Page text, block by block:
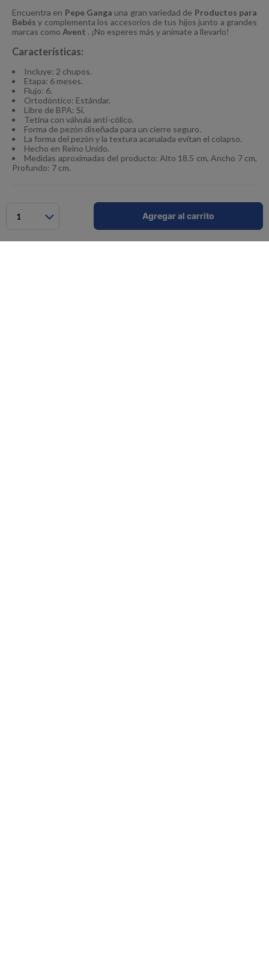
1 Agregar al carrito
Encuentra en Pepe Ganga una gran variedad de Productos para
Bebés y complementa los accesorios de tus hijos junto a grandes
marcas como Avent . ¡No esperes más y anímate a llevarlo!
Características:
Incluye: 2 chupos.
Etapa: 6 meses.
Flujo: 6.
Ortodóntico: Estándar.
Libre de BPA: Si.
Tetina con válvula anti-cólico.
Forma de pezón diseñada para un cierre seguro.
La forma del pezón y la textura acanalada evitan el colapso.
Hecho en Reino Unido.
Medidas aproximadas del producto: Alto 18.5 cm, Ancho 7 cm,
Profundo: 7 cm.